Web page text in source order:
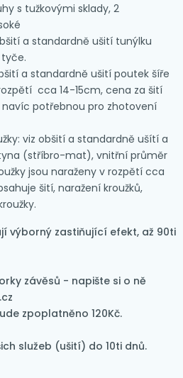
s tužkovými sklady, 2
a standardně ušití tunýlku
a standardně ušití poutek šíře
cca 14-15cm, cena za šití
potřebnou pro zhotovení
viz obšití a standardně ušítí a
(stříbro-mat), vnitřní průměr
jsou naraženy v rozpětí cca
šití, naražení kroužků,
výborný zastiňující efekt, až 90ti
závěsů - napište si o ně
zpoplatněno 120Kč.
služeb (ušití) do 10ti dnů.